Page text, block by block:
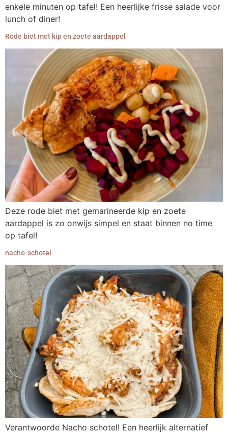
enkele minuten op tafel! Een heerlijke frisse salade voor
lunch of diner!
Rode biet met kip en zoete aardappel
Deze rode biet met gemarineerde kip en zoete
aardappel is zo onwijs simpel en staat binnen no time
op tafel!
nacho-schotel
Verantwoorde Nacho schotel! Een heerlijk alternatief